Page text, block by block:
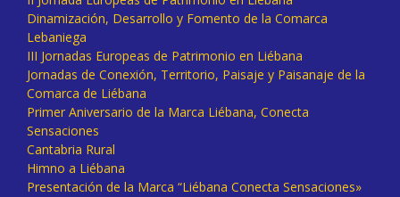
Dinamización, Desarrollo y Fomento de la Comarca
Lebaniega
III Jornadas Europeas de Patrimonio en Liébana
Jornadas de Conexión, Territorio, Paisaje y Paisanaje de la
Comarca de Liébana
Primer Aniversario de la Marca Liébana, Conecta
Sensaciones
Cantabria Rural
Himno a Liébana
Presentación de la Marca “Liébana Conecta Sensaciones»